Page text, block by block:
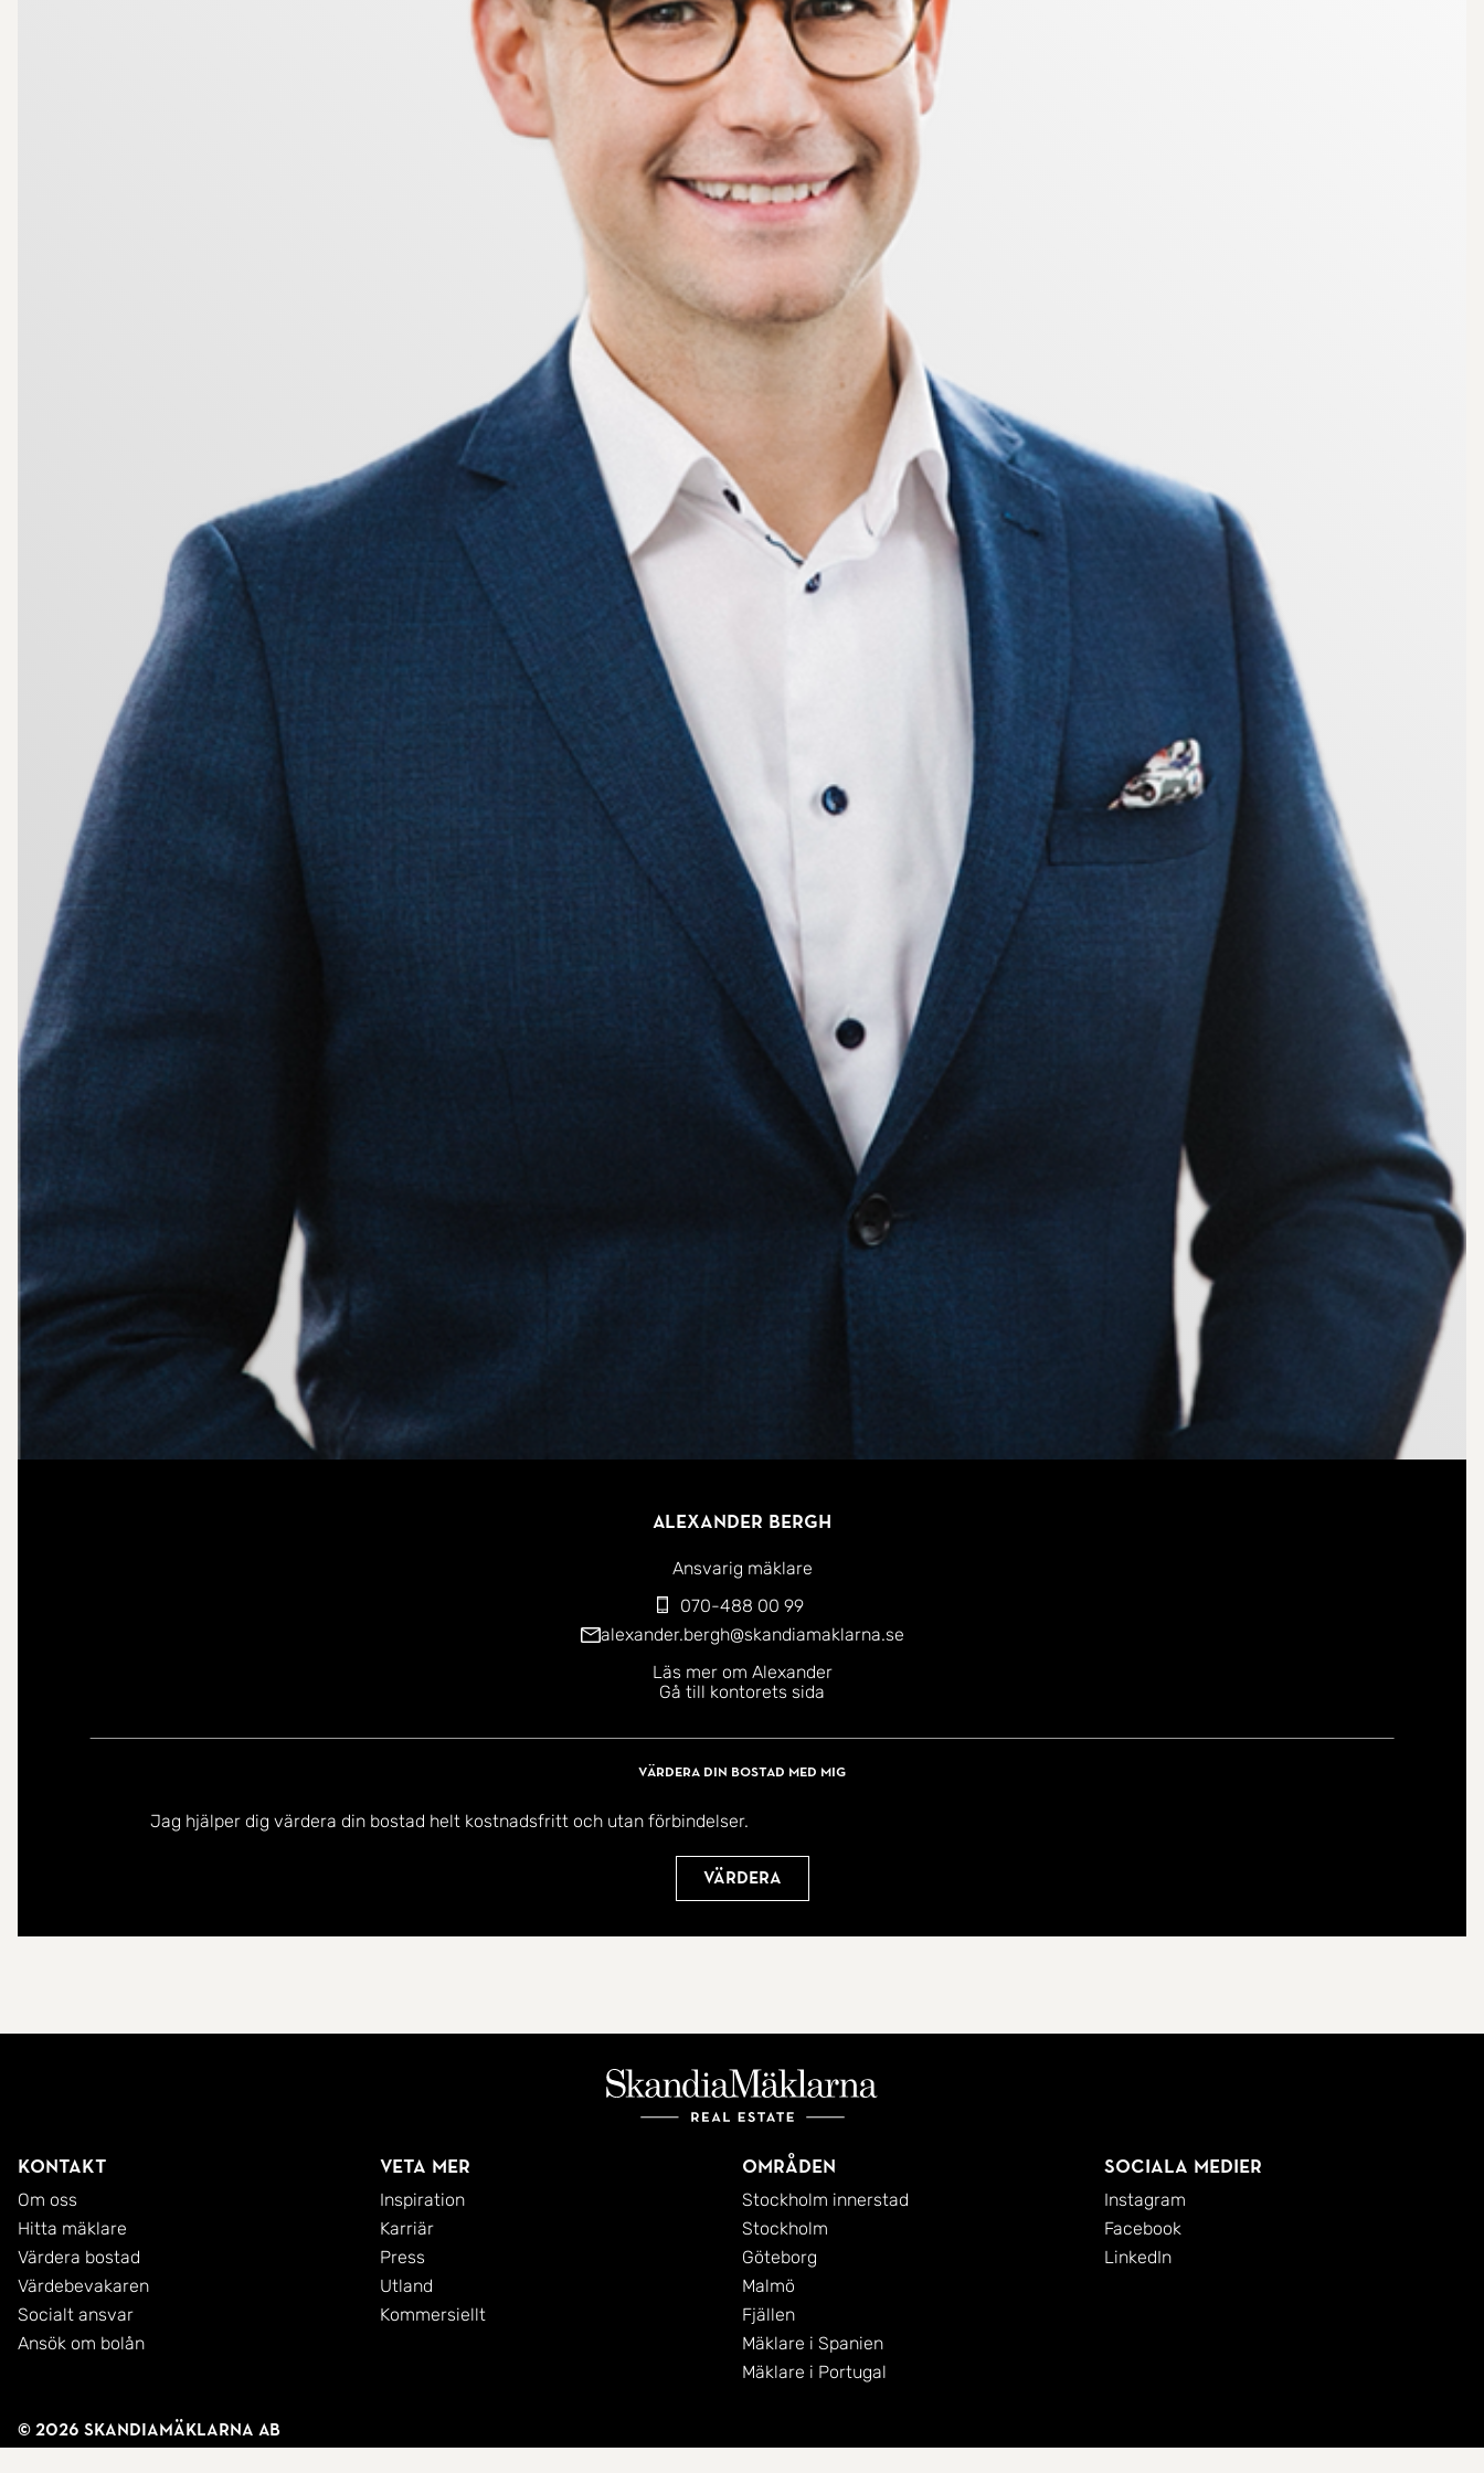
Alexander Bergh
Ansvarig mäklare
070-488 00 99
alexander.bergh@skandiamaklarna.se
Läs mer om Alexander
Gå till kontorets sida
Värdera din bostad med mig
Jag hjälper dig värdera din bostad helt kostnadsfritt och utan förbindelser.
Värdera
Kontakt
Om oss
Hitta mäklare
Värdera bostad
Värdebevakaren
Socialt ansvar
Ansök om bolån
Veta mer
Inspiration
Karriär
Press
Utland
Kommersiellt
Områden
Stockholm innerstad
Stockholm
Göteborg
Malmö
Fjällen
Mäklare i Spanien
Mäklare i Portugal
Sociala medier
Instagram
Facebook
LinkedIn
© 2026 SkandiaMäklarna AB